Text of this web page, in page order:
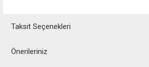
Taksit Seçenekleri
Önerileriniz